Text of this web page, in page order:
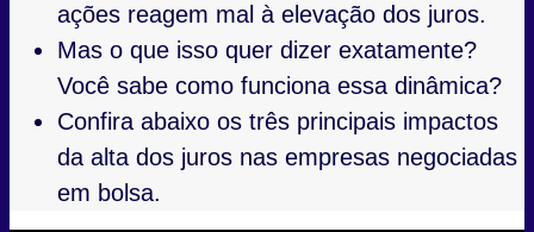
ações reagem mal à elevação dos juros.
Mas o que isso quer dizer exatamente?
Você sabe como funciona essa dinâmica?
Confira abaixo os três principais impactos
da alta dos juros nas empresas negociadas
em bolsa.